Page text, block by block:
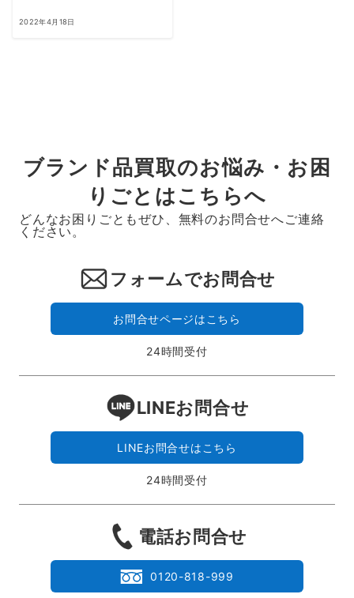
2022年4月18日
ブランド品買取のお悩み・お困
りごとはこちらへ
どんなお困りごともぜひ、無料のお問合せへご連絡
ください。
フォームでお問合せ
お問合せページはこちら
24時間受付
LINEお問合せ
LINEお問合せはこちら
24時間受付
電話お問合せ
0120-818-999